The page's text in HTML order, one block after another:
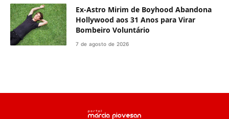
Ex-Astro Mirim de Boyhood Abandona
Hollywood aos 31 Anos para Virar
Bombeiro Voluntário
7 de agosto de 2026